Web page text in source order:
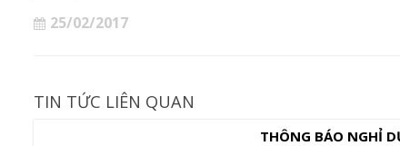
25/02/2017
TIN TỨC LIÊN QUAN
THÔNG BÁO NGHỈ